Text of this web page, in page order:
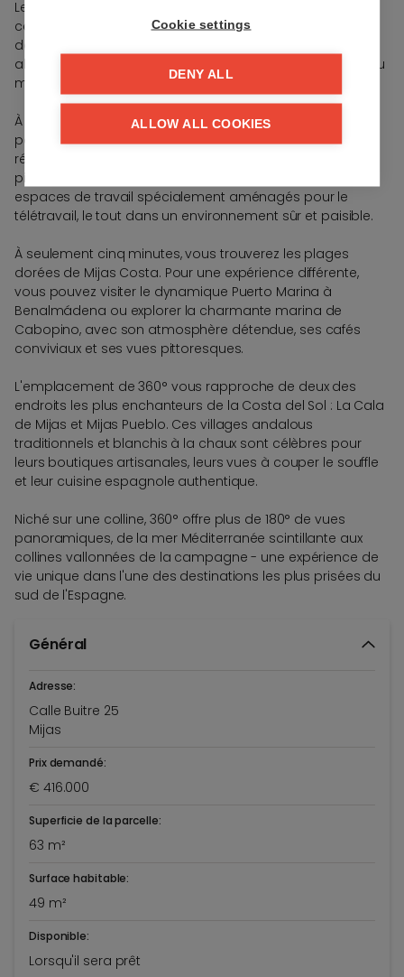
Les intérieurs spacieux et les terrasses ensoleillées
capturent l'essence de la vie méditerranéenne. Chaque
détail, de la disposition ouverte à la lumière naturelle
abondante, est soigneusement conçu pour accentuer au
maximum la vue sur la mer et les montagnes.
À 360°, la vie moderne est redéfinie par une combinaison
parfaite de détente, de bien-être et de commodité. Les
résidents peuvent profiter d'un cocktail au bord de la
piscine, pratiquer le yoga dans les jardins ou utiliser des
espaces de travail spécialement aménagés pour le
télétravail, le tout dans un environnement sûr et paisible.
À seulement cinq minutes, vous trouverez les plages
dorées de Mijas Costa. Pour une expérience différente,
vous pouvez visiter le dynamique Puerto Marina à
Benalmádena ou explorer la charmante marina de
Cabopino, avec son atmosphère détendue, ses cafés
conviviaux et ses vues pittoresques.
L'emplacement de 360° vous rapproche de deux des
endroits les plus enchanteurs de la Costa del Sol : La Cala
de Mijas et Mijas Pueblo. Ces villages andalous
traditionnels et blanchis à la chaux sont célèbres pour
leurs boutiques artisanales, leurs vues à couper le souffle
et leur cuisine espagnole authentique.
Niché sur une colline, 360° offre plus de 180° de vues
panoramiques, de la mer Méditerranée scintillante aux
collines vallonnées de la campagne - une expérience de
vie unique dans l'une des destinations les plus prisées du
sud de l'Espagne.
Général
Adresse:
Calle Buitre 25
Mijas
Prix demandé:
€ 416.000
Superficie de la parcelle:
63 m²
Surface habitable:
49 m²
Disponible:
Lorsqu'il sera prêt
Cookie settings
DENY ALL
ALLOW ALL COOKIES